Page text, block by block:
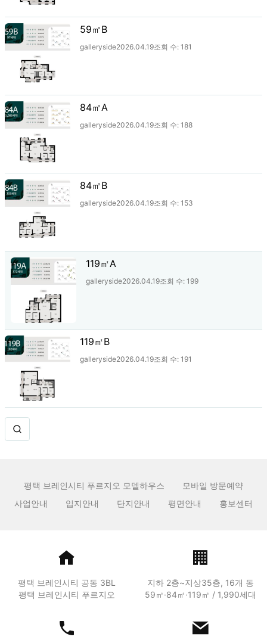
59㎡B
galleryside2026.04.19조회 수: 181
84㎡A
galleryside2026.04.19조회 수: 188
84㎡B
galleryside2026.04.19조회 수: 153
119㎡A
galleryside2026.04.19조회 수: 199
119㎡B
galleryside2026.04.19조회 수: 191
평택 브레인시티 푸르지오 모델하우스
모바일 방문예약
사업안내
입지안내 단지안내 평면안내 홍보센터
평택 브레인시티 공동 3BL
평택 브레인시티 푸르지오
지하 2층~지상35층, 16개 동
59㎡·84㎡·119㎡ / 1,990세대